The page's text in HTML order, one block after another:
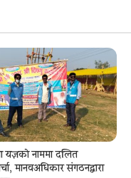
यज्ञकाे नाममा दलित
मानवअधिकार संगठनद्वारा